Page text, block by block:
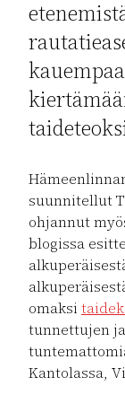
suunnitellut
ohjannut
blogissa
omaksi
tunnettujen
Kantolassa,